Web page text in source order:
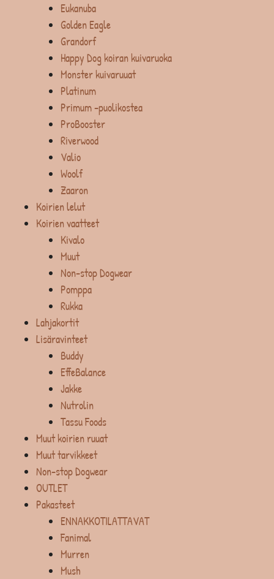
Eukanuba
Golden Eagle
Grandorf
Happy Dog koiran kuivaruoka
Monster kuivaruuat
Platinum
Primum -puolikostea
ProBooster
Riverwood
Valio
Woolf
Zaaron
Koirien lelut
Koirien vaatteet
Kivalo
Muut
Non-stop Dogwear
Pomppa
Rukka
Lahjakortit
Lisäravinteet
Buddy
EffeBalance
Jakke
Nutrolin
Tassu Foods
Muut koirien ruuat
Muut tarvikkeet
Non-stop Dogwear
OUTLET
Pakasteet
ENNAKKOTILATTAVAT
Fanimal
Murren
Mush